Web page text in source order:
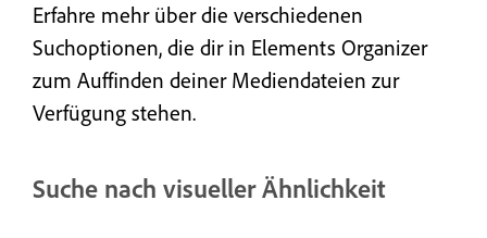
Erfahre mehr über die verschiedenen
Suchoptionen, die dir in Elements Organizer
zum Auffinden deiner Mediendateien zur
Verfügung stehen.
Suche nach visueller Ähnlichkeit